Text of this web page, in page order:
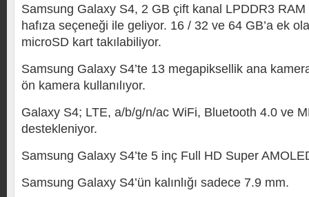
Samsung Galaxy S4, 2 GB çift kanal LPDDR3 RAM
hafıza seçeneği ile geliyor. 16 / 32 ve 64 GB’a ek
microSD kart takılabiliyor.
Samsung Galaxy S4’te 13 megapiksellik ana
ön kamera kullanılıyor.
Galaxy S4; LTE, a/b/g/n/ac WiFi, Bluetooth 4.0 ve
destekleniyor.
Samsung Galaxy S4’te 5 inç Full HD Super
Samsung Galaxy S4’ün kalınlığı sadece 7.9 mm.